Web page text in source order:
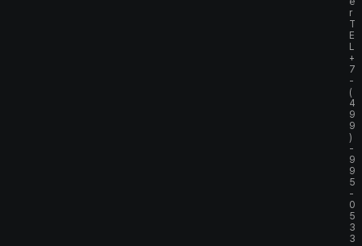
r
T
E
L
+
7
-
(
4
9
9
)
-
9
9
5
-
0
5
3
3